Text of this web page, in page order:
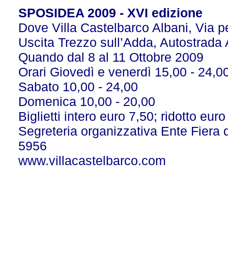
SPOSIDEA 2009 - XVI edizione
Dove Villa Castelbarco Albani, Via
Uscita Trezzo sull’Adda, Autostrada
Quando dal 8 al 11 Ottobre 2009
Orari Giovedì e venerdì 15,00 -
Sabato 10,00 - 24,00
Domenica 10,00 - 20,00
Biglietti intero euro 7,50; ridotto
Segreteria organizzativa Ente Fiera
5956
www.villacastelbarco.com